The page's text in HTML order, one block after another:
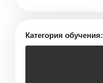
Категория обучения: